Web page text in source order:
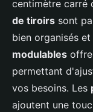
centimètre carré
de tiroirs sont
bien organisés
modulables
permettant
vos besoins. Les
ajoutent une